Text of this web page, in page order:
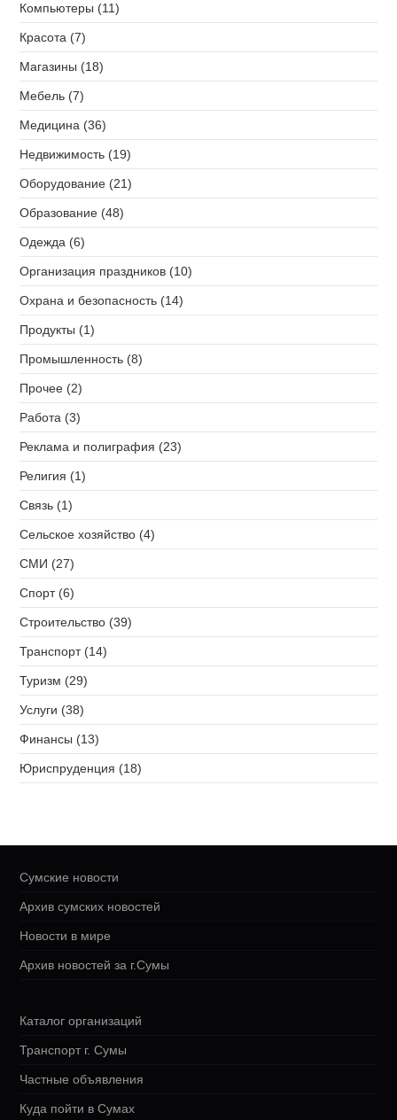
Компьютеры (11)
Красота (7)
Магазины (18)
Мебель (7)
Медицина (36)
Недвижимость (19)
Оборудование (21)
Образование (48)
Одежда (6)
Организация праздников (10)
Охрана и безопасность (14)
Продукты (1)
Промышленность (8)
Прочее (2)
Работа (3)
Реклама и полиграфия (23)
Религия (1)
Связь (1)
Сельское хозяйство (4)
СМИ (27)
Спорт (6)
Строительство (39)
Транспорт (14)
Туризм (29)
Услуги (38)
Финансы (13)
Юриспруденция (18)
Сумские новости
Архив сумских новостей
Новости в мире
Архив новостей за г.Сумы
Каталог организаций
Транспорт г. Сумы
Частные объявления
Куда пойти в Сумах